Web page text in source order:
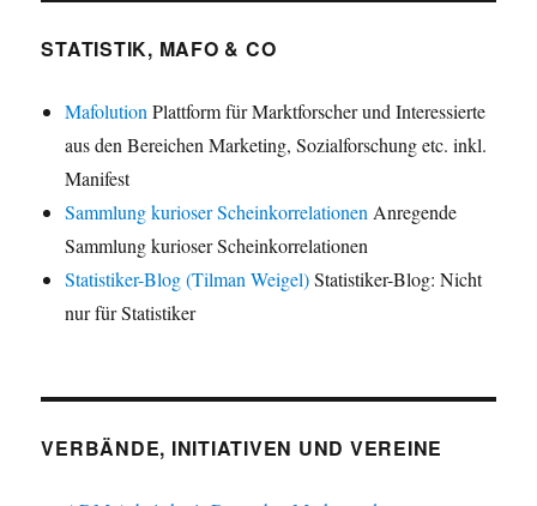
STATISTIK, MAFO & CO
Mafolution Plattform für Marktforscher und Interessierte
aus den Bereichen Marketing, Sozialforschung etc. inkl.
Manifest
Sammlung kurioser Scheinkorrelationen Anregende
Sammlung kurioser Scheinkorrelationen
Statistiker-Blog (Tilman Weigel)Statistiker-Blog: Nicht
nur für Statistiker
VERBÄNDE, INITIATIVEN UND VEREINE